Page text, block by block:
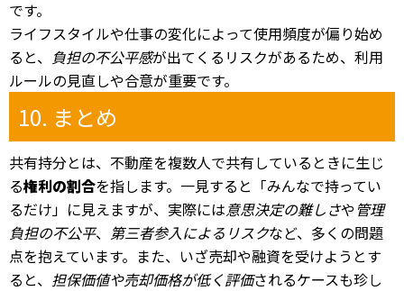
です。
ライフスタイルや仕事の変化によって使用頻度が偏り始め
ると、 負担の不公平感が出てくるリスクがあるため、利用
ルールの見直しや合意が重要です。
10. まとめ
共有持分とは、不動産を複数人で共有しているときに生じ
る権利の割合を指します。一見すると「みんなで持ってい
るだけ」に見えますが、実際には意思決定の難しさや管理
負担の不公平、 第三者参入によるリスクなど、多くの問題
点を抱えています。また、いざ売却や融資を受けようとす
ると、 担保価値や売却価格が低く評価されるケースも珍し